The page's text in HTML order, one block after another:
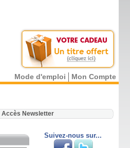
Mode d'emploi Mon Compte
Accès Newsletter
Suivez-nous sur...